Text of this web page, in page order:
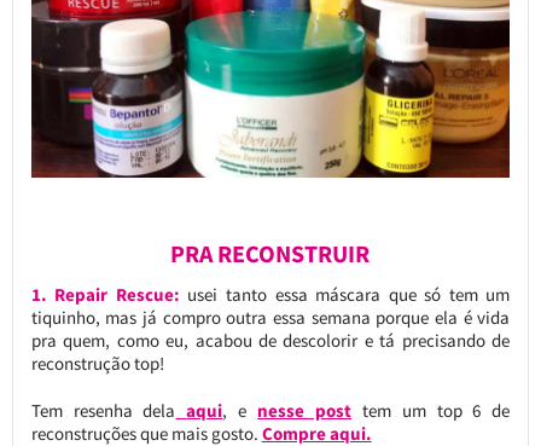
PRA RECONSTRUIR
1. Repair Rescue: usei tanto essa máscara que só tem um
tiquinho, mas já compro outra essa semana porque ela é vida
pra quem, como eu, acabou de descolorir e tá precisando de
reconstrução top!
Tem resenha dela aqui, e nesse posttem um top 6 de
reconstruções que mais gosto. Compre aqui.